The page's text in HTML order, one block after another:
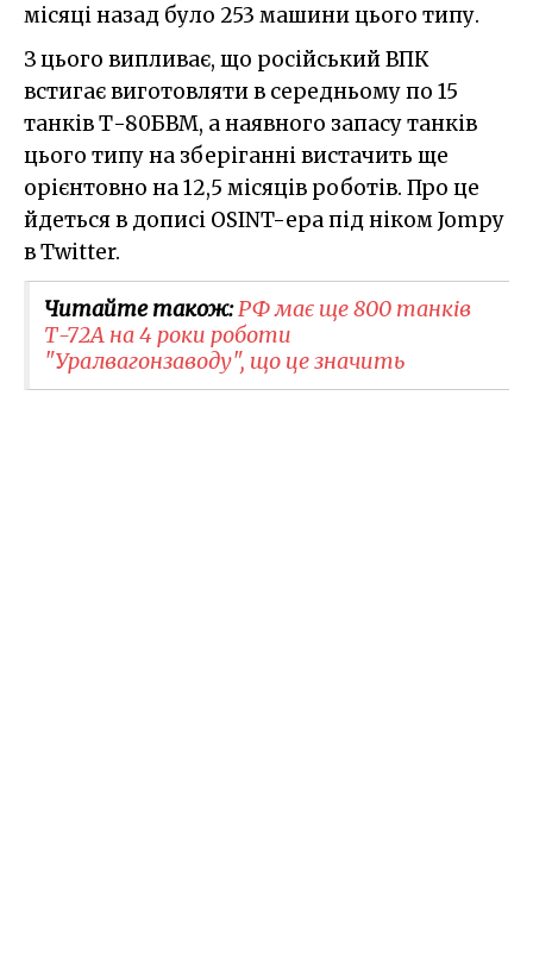
місяці назад було 253 машини цього типу.
З цього випливає, що російський ВПК
встигає виготовляти в середньому по 15
танків Т-80БВМ, а наявного запасу танків
цього типу на зберіганні вистачить ще
орієнтовно на 12,5 місяців роботів. Про це
йдеться в дописі OSINT-ера під ніком Jompy
в Twitter.
Читайте також:РФ має ще 800 танків
Т-72А на 4 роки роботи
"Уралвагонзаводу", що це значить